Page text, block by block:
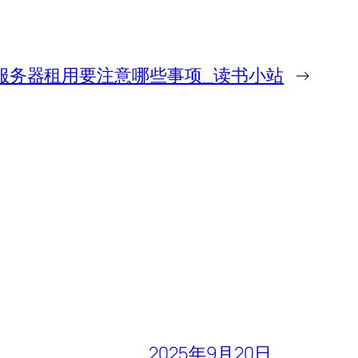
务器租用要注意哪些事项_读书小站 →
2025年9月20日